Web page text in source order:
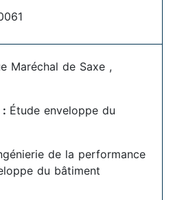
Maréchal de Saxe ,
Étude enveloppe du
de la performance
du bâtiment